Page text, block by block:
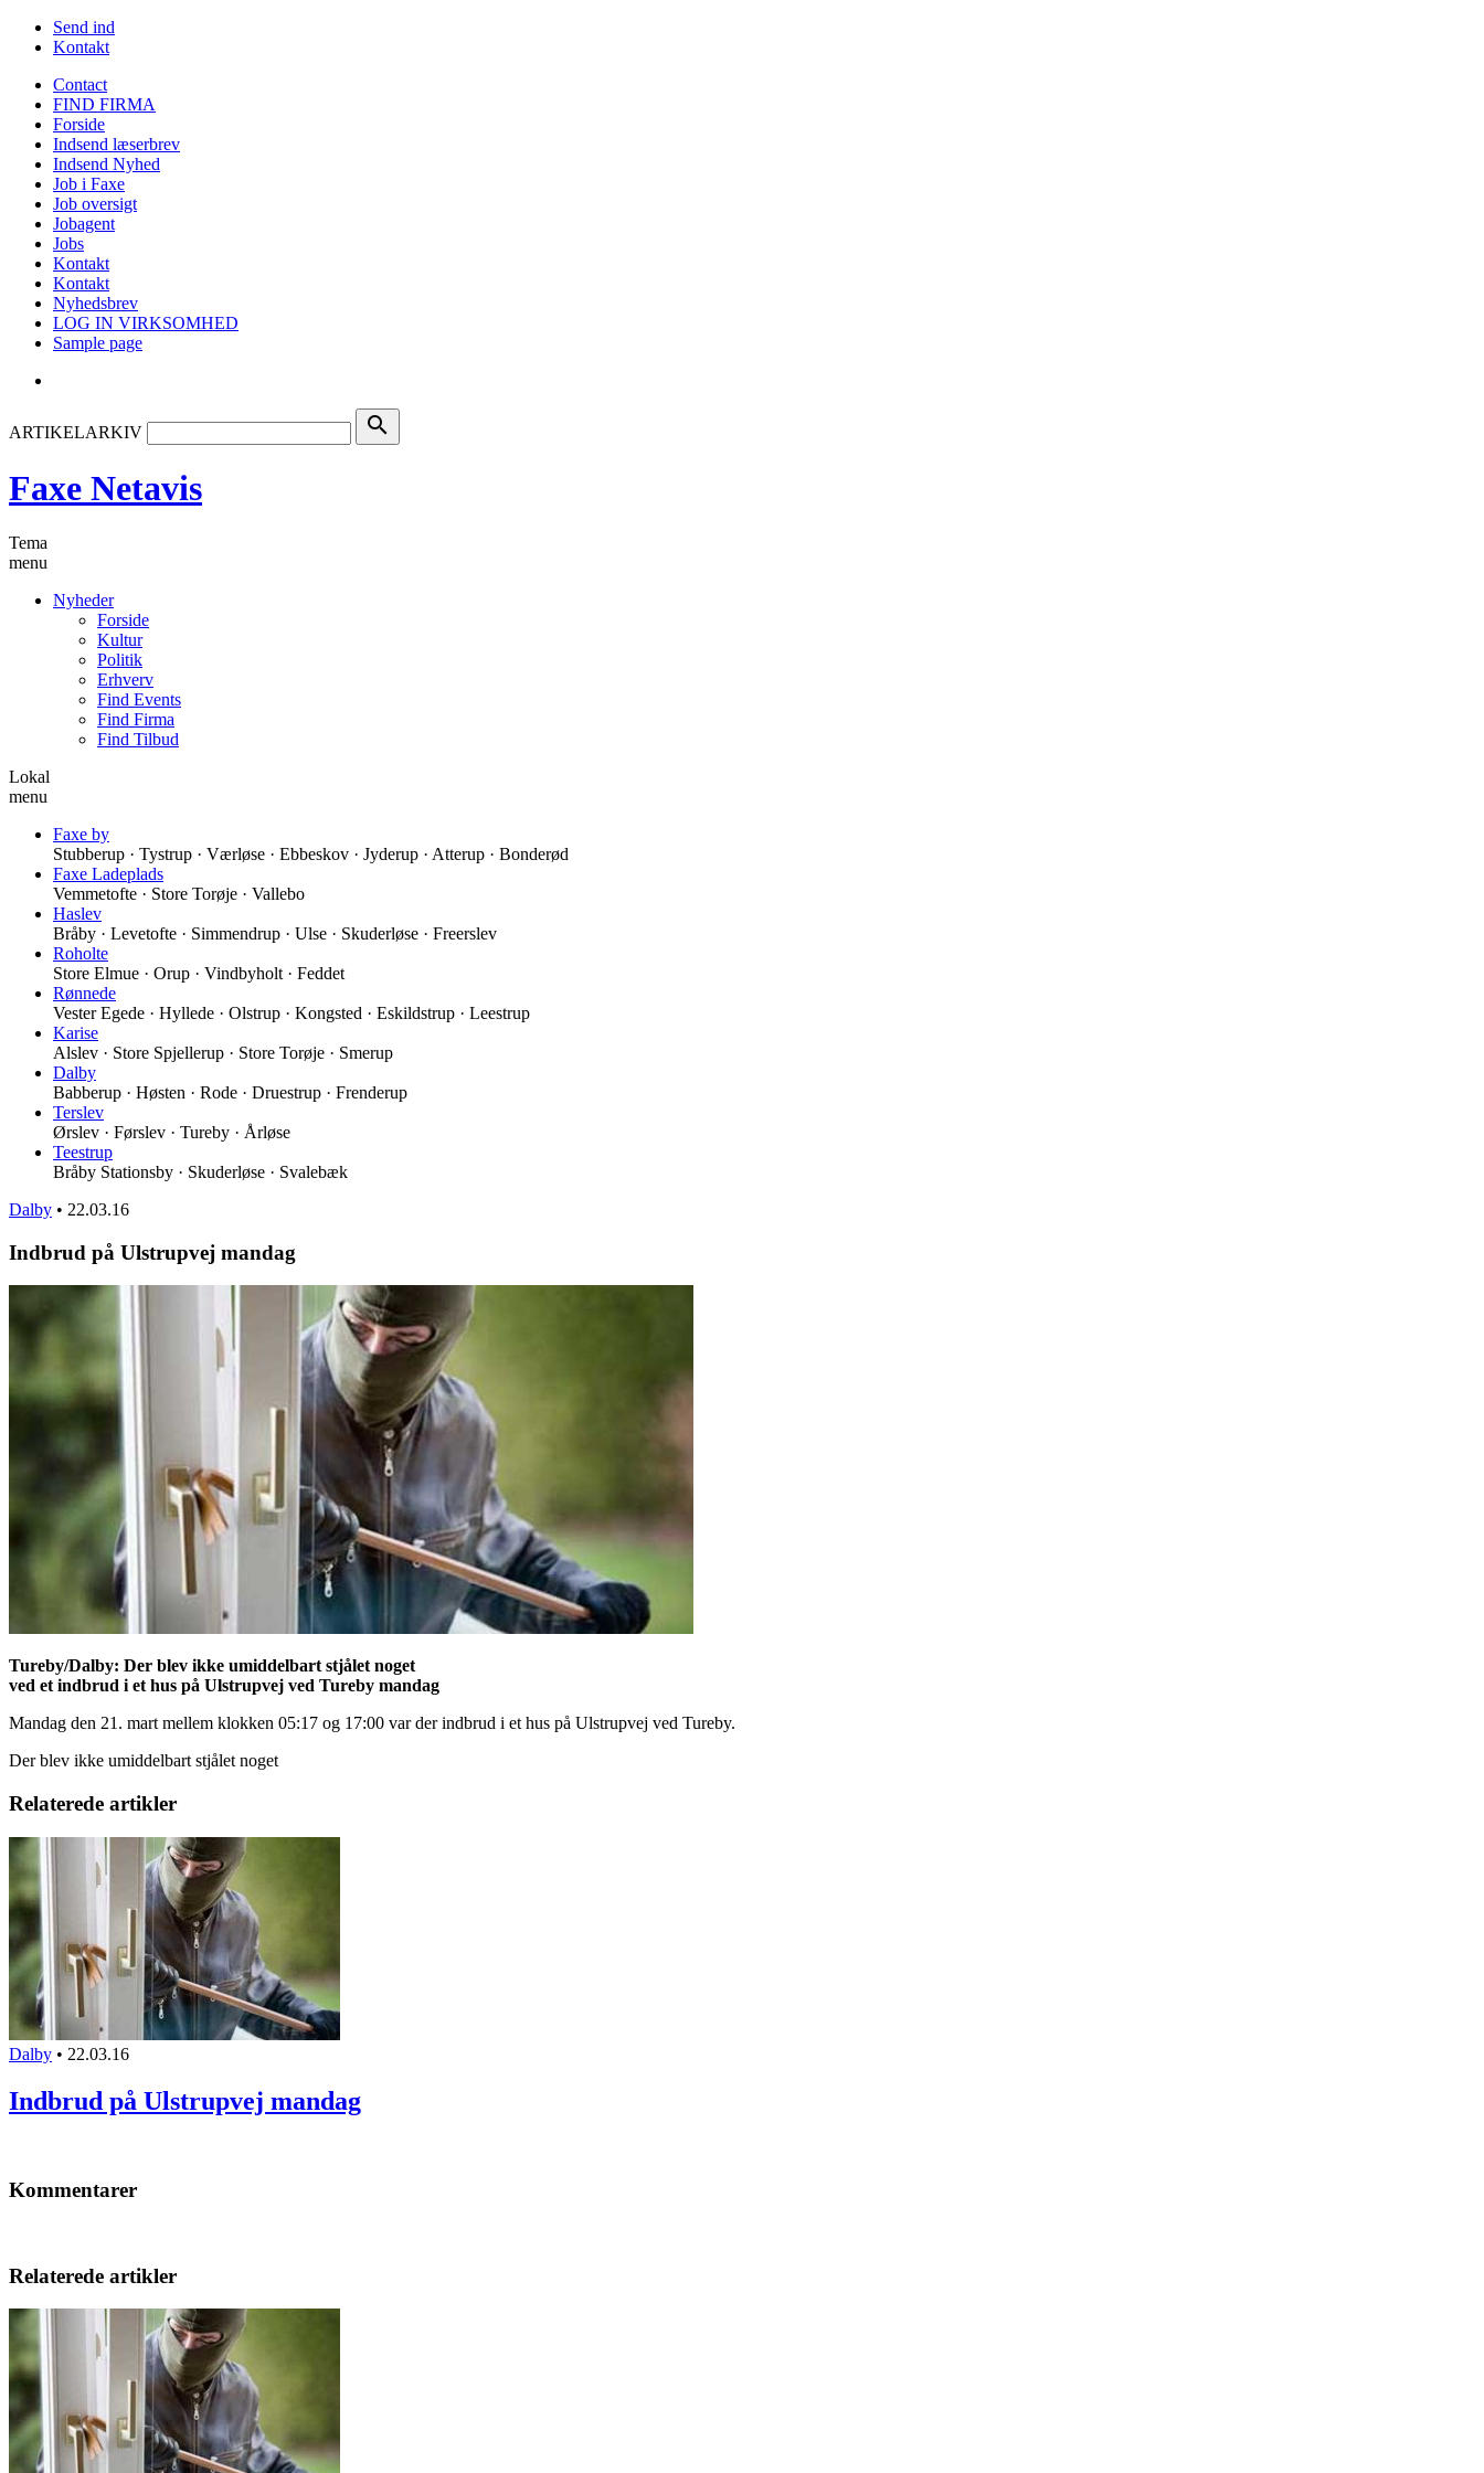
Send ind
Kontakt
Contact
FIND FIRMA
Forside
Indsend læserbrev
Indsend Nyhed
Job i Faxe
Job oversigt
Jobagent
Jobs
Kontakt
Kontakt
Nyhedsbrev
LOG IN VIRKSOMHED
Sample page
ARTIKELARKIV search
Faxe Netavis
Tema
menu
Nyheder
Forside
Kultur
Politik
Erhverv
Find Events
Find Firma
Find Tilbud
Lokal
menu
Faxe by
Stubberup · Tystrup · Værløse · Ebbeskov · Jyderup · Atterup · Bonderød
Faxe Ladeplads
Vemmetofte · Store Torøje · Vallebo
Haslev
Bråby · Levetofte · Simmendrup · Ulse · Skuderløse · Freerslev
Roholte
Store Elmue · Orup · Vindbyholt · Feddet
Rønnede
Vester Egede · Hyllede · Olstrup · Kongsted · Eskildstrup · Leestrup
Karise
Alslev · Store Spjellerup · Store Torøje · Smerup
Dalby
Babberup · Høsten · Rode · Druestrup · Frenderup
Terslev
Ørslev · Førslev · Tureby · Årløse
Teestrup
Bråby Stationsby · Skuderløse · Svalebæk
Dalby • 22.03.16
Indbrud på Ulstrupvej mandag
Tureby/Dalby: Der blev ikke umiddelbart stjålet noget
ved et indbrud i et hus på Ulstrupvej ved Tureby mandag
Mandag den 21. mart mellem klokken 05:17 og 17:00 var der indbrud i et hus på Ulstrupvej ved Tureby.
Der blev ikke umiddelbart stjålet noget
Relaterede artikler
Dalby • 22.03.16
Indbrud på Ulstrupvej mandag
Kommentarer
Relaterede artikler